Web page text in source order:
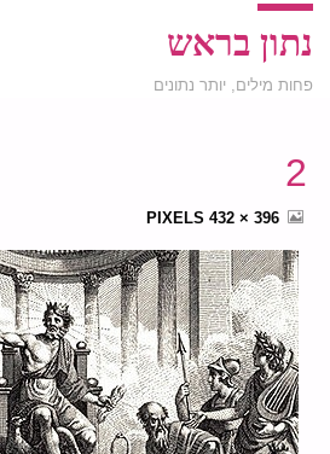
נתון בראש
פחות מילים, יותר נתונים
2
FULL
396 × 432
PIXELS